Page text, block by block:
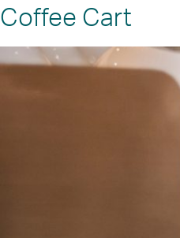
Coffee Cart